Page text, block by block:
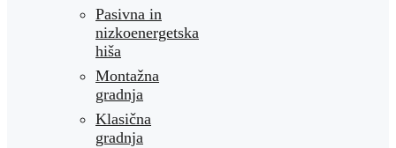
Pasivna in
nizkoenergetska
hiša
Montažna
gradnja
Klasična
gradnja